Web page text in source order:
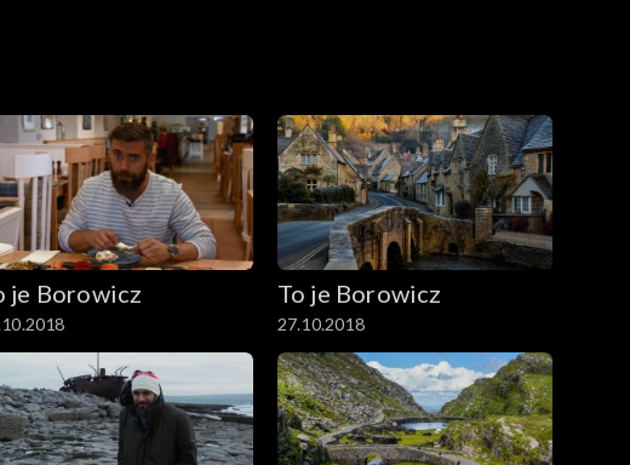
je Borowicz To je Borowicz
27.10.2018